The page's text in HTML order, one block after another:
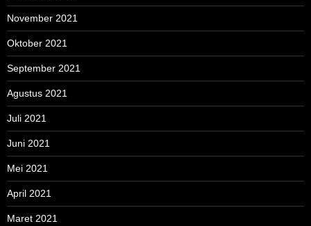
November 2021
Oktober 2021
September 2021
Agustus 2021
Juli 2021
Juni 2021
Mei 2021
April 2021
Maret 2021